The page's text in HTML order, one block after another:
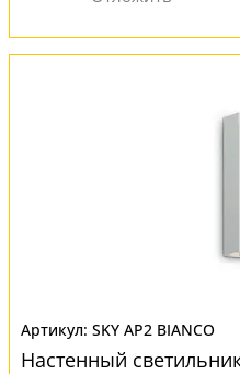
SKY AP2 BIANCO
Настенный